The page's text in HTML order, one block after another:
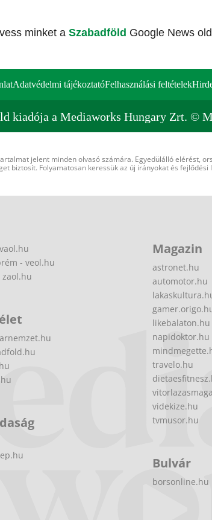
minket a Szabadföld Google News
Adatvédelmi tájékoztatóFelhasználási feltételek
kiadója a Mediaworks Hungary Zrt. ©
jelent minden olvasó számára. Egyedülálló elérést,
biztosít. Folyamatosan keressük az új irányokat és fejlődési
- veol.hu
zaol.hu
Magazin
astronet.hu
automotor.hu
likebalaton.hu
napidoktor.hu
travelo.hu
videkize.hu
tvmusor.hu
Bulvár
borsonline.hu